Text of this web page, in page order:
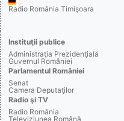
Radio România Timişoara
Instituţii publice
Administraţia Prezidenţială
Guvernul României
Parlamentul României
Senat
Camera Deputaţilor
Radio şi TV
Radio România
Televiziunea Română